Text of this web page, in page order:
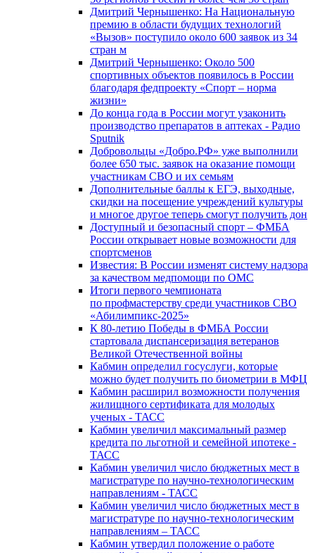
Дмитрий Чернышенко: На Национальную
премию в области будущих технологий
«Вызов» поступило около 600 заявок из 34
стран м
Дмитрий Чернышенко: Около 500
спортивных объектов появилось в России
благодаря федпроекту «Спорт – норма
жизни»
До конца года в России могут узаконить
производство препаратов в аптеках - Радио
Sputnik
Добровольцы «Добро.РФ» уже выполнили
более 650 тыс. заявок на оказание помощи
участникам СВО и их семьям
Дополнительные баллы к ЕГЭ, выходные,
скидки на посещение учреждений культуры
и многое другое теперь смогут получить дон
Доступный и безопасный спорт – ФМБА
России открывает новые возможности для
спортсменов
Известия: В России изменят систему надзора
за качеством медпомощи по ОМС
Итоги первого чемпионата
по профмастерству среди участников СВО
«Абилимпикс-2025»
К 80-летию Победы в ФМБА России
стартовала диспансеризация ветеранов
Великой Отечественной войны
Кабмин определил госуслуги, которые
можно будет получить по биометрии в МФЦ
Кабмин расширил возможности получения
жилищного сертификата для молодых
ученых - ТАСС
Кабмин увеличил максимальный размер
кредита по льготной и семейной ипотеке -
ТАСС
Кабмин увеличил число бюджетных мест в
магистратуре по научно-технологическим
направлениям - ТАСС
Кабмин увеличил число бюджетных мест в
магистратуре по научно-технологическим
направлениям – ТАСС
Кабмин утвердил положение о работе